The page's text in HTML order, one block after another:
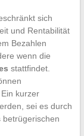
sich
und Rentabilität
Bezahlen
wenn die
stattfindet.
kurzer
sei es durch
betrügerischen